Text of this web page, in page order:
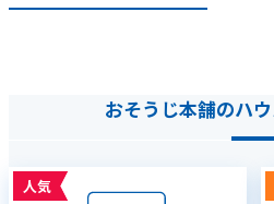
おそうじ本舗のハ
人気